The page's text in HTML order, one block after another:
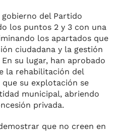
del Partido
los puntos 2 y 3 con una
los apartados que
ciudadana y la gestión
su lugar, han aprobado
la rehabilitación del
su explotación se
municipal, abriendo
privada.
que no creen en